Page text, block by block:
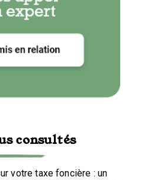
consultés
votre taxe foncière : un